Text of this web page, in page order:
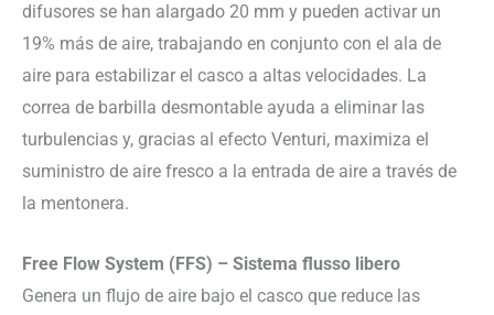
difusores se han alargado 20 mm y pueden activar un
19% más de aire, trabajando en conjunto con el ala de
aire para estabilizar el casco a altas velocidades. La
correa de barbilla desmontable ayuda a eliminar las
turbulencias y, gracias al efecto Venturi, maximiza el
suministro de aire fresco a la entrada de aire a través de
la mentonera.
Free Flow System (FFS) – Sistema flusso libero
Genera un flujo de aire bajo el casco que reduce las